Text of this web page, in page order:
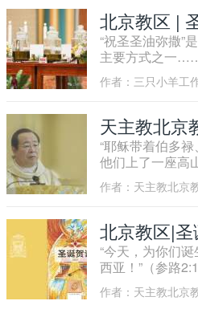
北京教区 |
“祝圣圣油弥撒”
主要方式之一
作者：三只小羊工
天主教北京
“耶稣带着伯多
他们上了一座高
貌。”（谷9:2）
接受洗礼，在逾
复活（参《天主
圣子临在，圣神
天主圣三与人类
旧约选民，在西
旷野之旅。圣教
作者：天主教北京
北京教区|圣
“今天，为你们
西亚！”（参路
中，为我们展现
天主是“父”（若
作者：天主教北京